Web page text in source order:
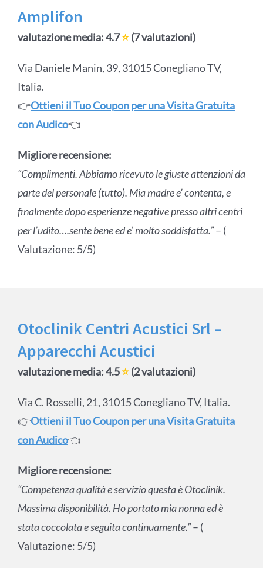
Amplifon
valutazione media: 4.7⭐(7 valutazioni)
Via Daniele Manin, 39, 31015 Conegliano TV,
Italia.
👉Ottieni il Tuo Coupon per una Visita Gratuita
con Audico👈
Migliore recensione:
“Complimenti. Abbiamo ricevuto le giuste attenzioni da
parte del personale (tutto). Mia madre e’ contenta, e
finalmente dopo esperienze negative presso altri centri
per l’udito….sente bene ed e’ molto soddisfatta.”– (
Valutazione: 5/5)
Otoclinik Centri Acustici Srl –
Apparecchi Acustici
valutazione media: 4.5⭐(2 valutazioni)
Via C. Rosselli, 21, 31015 Conegliano TV, Italia.
👉Ottieni il Tuo Coupon per una Visita Gratuita
con Audico👈
Migliore recensione:
“Competenza qualità e servizio questa è Otoclinik.
Massima disponibilità. Ho portato mia nonna ed è
stata coccolata e seguita continuamente.”– (
Valutazione: 5/5)